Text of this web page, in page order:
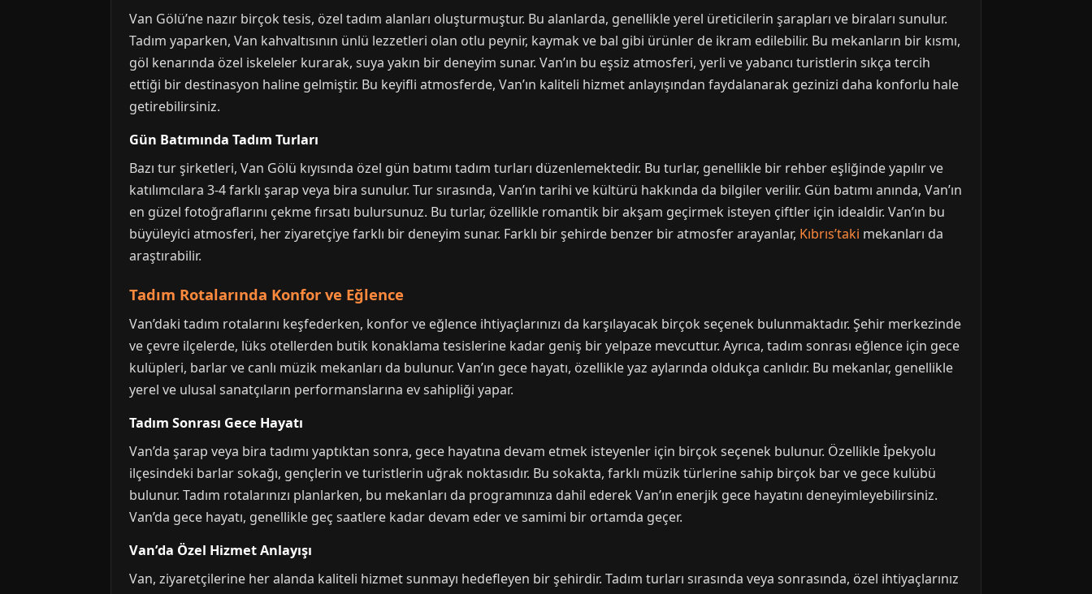
Van Gölü’ne nazır birçok tesis, özel tadım alanları oluşturmuştur. Bu alanlarda, genellikle yerel üreticilerin şarapları ve biraları sunulur.
Tadım yaparken, Van kahvaltısının ünlü lezzetleri olan otlu peynir, kaymak ve bal gibi ürünler de ikram edilebilir. Bu mekanların bir kısmı,
göl kenarında özel iskeleler kurarak, suya yakın bir deneyim sunar. Van’ın bu eşsiz atmosferi, yerli ve yabancı turistlerin sıkça tercih
ettiği bir destinasyon haline gelmiştir. Bu keyifli atmosferde, Van’ın kaliteli hizmet anlayışından faydalanarak gezinizi daha konforlu hale
getirebilirsiniz.
Gün Batımında Tadım Turları
Bazı tur şirketleri, Van Gölü kıyısında özel gün batımı tadım turları düzenlemektedir. Bu turlar, genellikle bir rehber eşliğinde yapılır ve
katılımcılara 3-4 farklı şarap veya bira sunulur. Tur sırasında, Van’ın tarihi ve kültürü hakkında da bilgiler verilir. Gün batımı anında, Van’ın
en güzel fotoğraflarını çekme fırsatı bulursunuz. Bu turlar, özellikle romantik bir akşam geçirmek isteyen çiftler için idealdir. Van’ın bu
büyüleyici atmosferi, her ziyaretçiye farklı bir deneyim sunar. Farklı bir şehirde benzer bir atmosfer arayanlar, Kıbrıs’taki mekanları da
araştırabilir.
Tadım Rotalarında Konfor ve Eğlence
Van’daki tadım rotalarını keşfederken, konfor ve eğlence ihtiyaçlarınızı da karşılayacak birçok seçenek bulunmaktadır. Şehir merkezinde
ve çevre ilçelerde, lüks otellerden butik konaklama tesislerine kadar geniş bir yelpaze mevcuttur. Ayrıca, tadım sonrası eğlence için gece
kulüpleri, barlar ve canlı müzik mekanları da bulunur. Van’ın gece hayatı, özellikle yaz aylarında oldukça canlıdır. Bu mekanlar, genellikle
yerel ve ulusal sanatçıların performanslarına ev sahipliği yapar.
Tadım Sonrası Gece Hayatı
Van’da şarap veya bira tadımı yaptıktan sonra, gece hayatına devam etmek isteyenler için birçok seçenek bulunur. Özellikle İpekyolu
ilçesindeki barlar sokağı, gençlerin ve turistlerin uğrak noktasıdır. Bu sokakta, farklı müzik türlerine sahip birçok bar ve gece kulübü
bulunur. Tadım rotalarınızı planlarken, bu mekanları da programınıza dahil ederek Van’ın enerjik gece hayatını deneyimleyebilirsiniz.
Van’da gece hayatı, genellikle geç saatlere kadar devam eder ve samimi bir ortamda geçer.
Van’da Özel Hizmet Anlayışı
Van, ziyaretçilerine her alanda kaliteli hizmet sunmayı hedefleyen bir şehirdir. Tadım turları sırasında veya sonrasında, özel ihtiyaçlarınız